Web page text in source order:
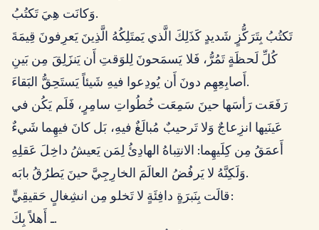
وَكانَت هِيَ تَكتُبُ.
تَكتُبُ بِتَرَكُّزٍ شَديدٍ كَذَلِكَ الَّذي يَمتَلِكُهُ الَّذِينَ يَعرِفونَ قِيمَةَ
كُلِّ لَحظَةٍ تَمُرُّ، فَلا يَسمَحونَ لِلوَقتِ أَن يَنزَلِقَ مِن بَينِ
أَصابِعِهِم دونَ أَن يُودِعوا فيهِ شَيئاً يَستَحِقُّ البَقاءَ.
رَفَعَت رَأسَها حينَ سَمِعَت خُطُواتِ سامِرٍ، فَلَم يَكُن في
عَينَيها انزِعاجٌ وَلا تَرحيبٌ مُبالَغٌ فيهِ، بَل كانَ فيهِما شَيءٌ
أَعمَقُ مِن كِلَيهِما: الانتِباهُ الهادِئُ لِمَن يَعيشُ داخِلَ عَقلِهِ
وَلَكِنَّهُ لا يَرفُضُ العالَمَ الخارِجِيَّ حينَ يَطرُقُ بابَه.
قالَت بِنَبرَةٍ دافِئَةٍ لا تَخلو مِن انشِغالٍ حَقيقِيٍّ:
ـ أَهلاً بِكَ.